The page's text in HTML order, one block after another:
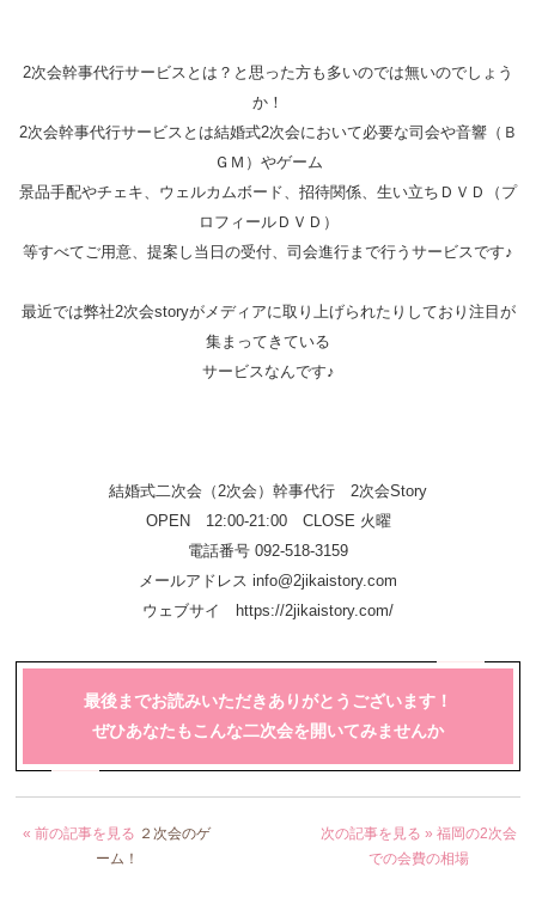
2次会幹事代行サービスとは？と思った方も多いのでは無いのでしょう
か！
2次会幹事代行サービスとは結婚式2次会において必要な司会や音響（Ｂ
ＧＭ）やゲーム
景品手配やチェキ、ウェルカムボード、招待関係、生い立ちＤＶＤ（プ
ロフィールＤＶＤ）
等すべてご用意、提案し当日の受付、司会進行まで行うサービスです♪
最近では弊社2次会storyがメディアに取り上げられたりしており注目が
集まってきている
サービスなんです♪
結婚式二次会（2次会）幹事代行 2次会Story
OPEN 12:00-21:00 CLOSE 火曜
電話番号 092-518-3159
メールアドレス info@2jikaistory.com
ウェブサイ
https://2jikaistory.com/
最後までお読みいただきありがとうございます！
ぜひあなたもこんな二次会を開いてみませんか
« 前の記事を見る ２次会のゲ
ーム！
次の記事を見る »福岡の2次会
での会費の相場